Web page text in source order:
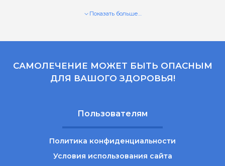
Показать больше…
САМОЛЕЧЕНИЕ МОЖЕТ БЫТЬ ОПАСНЫМ
ДЛЯ ВАШОГО ЗДОРОВЬЯ!
Пользователям
Политика конфиденциальности
Условия использования сайта